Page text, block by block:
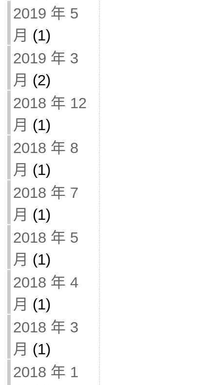
2019 年 5
月 (1)
2019 年 3
月 (2)
2018 年 12
月 (1)
2018 年 8
月 (1)
2018 年 7
月 (1)
2018 年 5
月 (1)
2018 年 4
月 (1)
2018 年 3
月 (1)
2018 年 1